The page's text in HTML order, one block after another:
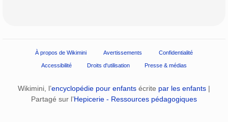
À propos de Wikimini Avertissements Confidentialité
Accessibilité Droits d'utilisation Presse & médias
Wikimini, l’encyclopédie pour enfants écrite par les enfants |
Partagé sur l’Hepicerie - Ressources pédagogiques